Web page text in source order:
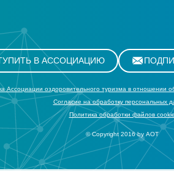
В АССОЦИАЦИЮ
Ассоциации оздоровительного туризма в отношении
Cогласие на обработку персональных
Политика обработки файлов cookie
© Copyright 2016 by АОТ